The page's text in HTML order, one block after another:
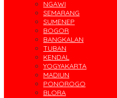
NGAWI
SEMARANG
SUMENEP
BOGOR
BANGKALAN
TUBAN
KENDAL
YOGYAKARTA
MADIUN
PONOROGO
BLORA